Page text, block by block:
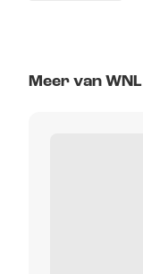
Meer van WNL